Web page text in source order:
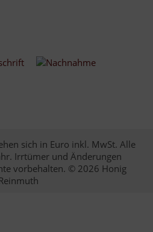
sich in Euro inkl. MwSt. Alle
Irrtümer und Änderungen
vorbehalten. © 2026 Honig